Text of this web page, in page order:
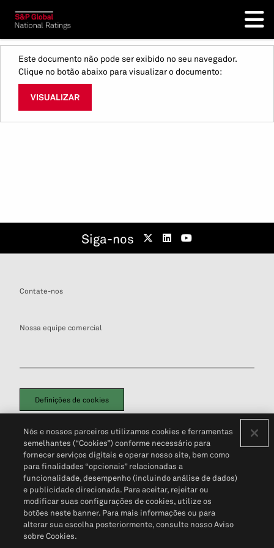
Este documento não pode ser exibido no seu navegador.
Clique no botão abaixo para visualizar o documento:
VISUALIZAR
Siga-nos
Contate-nos
Nossa equipe comercial
Definições de cookies
Política de PrivacidadePortal de privacidade do cliente (em inglês)
Não Venda Minhas Informações Pessoais© 2026 S&P Global
Nós e nossos parceiros utilizamos cookies e ferramentas
semelhantes (“Cookies”) conforme necessário para
fornecer serviços digitais e operar nosso site, bem como
para finalidades “opcionais” relacionadas a
funcionalidade, desempenho (incluindo análise de dados)
e publicidade direcionada. Para aceitar, rejeitar ou
modificar suas configurações de cookies, utilize os
botões neste banner. Para mais informações ou para
alterar sua escolha posteriormente, consulte nosso Aviso
sobre Cookies.